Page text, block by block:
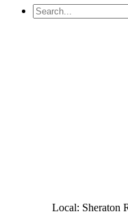
Local: Sheraton